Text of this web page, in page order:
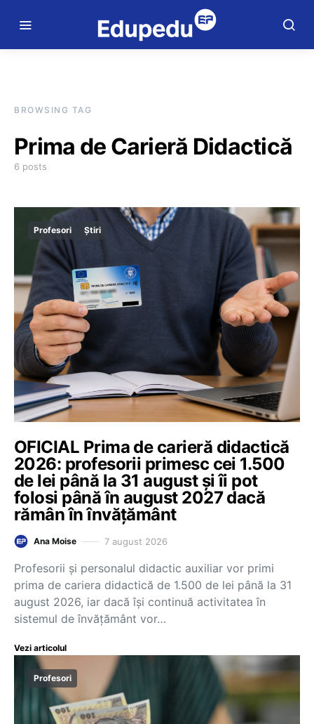
BROWSING TAG
Prima de Carieră Didactică
6 posts
Profesori Știri
OFICIAL Prima de carieră didactică
2026: profesorii primesc cei 1.500
de lei până la 31 august și îi pot
folosi până în august 2027 dacă
rămân în învățământ
Ana Moise 7 august 2026
Profesorii și personalul didactic auxiliar vor primi
prima de cariera didactică de 1.500 de lei până la 31
august 2026, iar dacă își continuă activitatea în
sistemul de învățământ vor…
Vezi articolul
Profesori